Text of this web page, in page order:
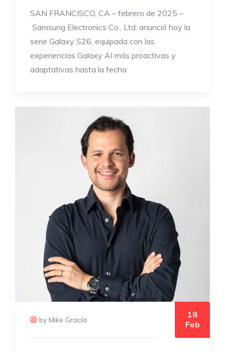
SAN FRANCISCO, CA – febrero de 2025 –
Samsung Electronics Co., Ltd. anunció hoy la
serie Galaxy S26, equipada con las
experiencias Galaxy AI más proactivas y
adaptativas hasta la fecha
by Mike Gracía
18
Feb